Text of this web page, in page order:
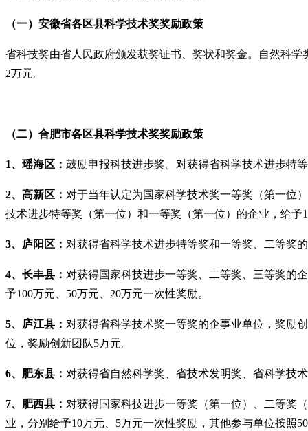
（一）安徽省各区县科学技术奖奖励政策
省科技奖由省人民政府颁发获奖证书、奖状和奖金。自然科
2万元。
（二）合肥市各区县科学技术奖奖励政策
1、瑶海区： 鼓励申报科技进步奖。对获得省科学技术进步特
2、高新区： 对于当年认定为国家科学技术奖一等奖（第一位
技术进步特等奖（第一位）和一等奖（第一位）的企业，给
3、庐阳区： 对获得省科学技术进步特等奖和一等奖、二等奖
4、长丰县： 对获得国家科技进步一等奖、二等奖、三等奖的
予100万元、50万元、20万元一次性奖励。
5、庐江县： 对获得省科学技术奖一等奖的企事业单位，奖励
位，奖励创新团队5万元。
6、肥东县： 对获得省自然科学奖、省技术发明奖、省科学技
7、肥西县： 对获得国家科技进步一等奖（第一位）、二等奖
业，分别给予10万元、5万元一次性奖励，其他参与单位按照